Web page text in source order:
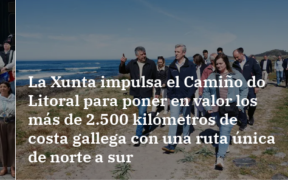
La Xunta impulsa el Camiño do
Litoral para poner en valor los
más de 2.500 kilómetros de
costa gallega con una ruta única
de norte a sur